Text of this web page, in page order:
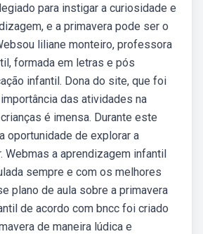
para instigar a curiosidade e
e a primavera pode ser o
liliane monteiro, professora
formada em letras e pós
infantil. Dona do site, que foi
das atividades na
é imensa. Durante este
oportunidade de explorar a
Webmas a aprendizagem infantil
sempre e com os melhores
plano de aula sobre a primavera
de acordo com bncc foi criado
de maneira lúdica e